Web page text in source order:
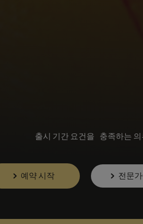
출시 기간 요건을 충족하는 의
예약 시작 전문